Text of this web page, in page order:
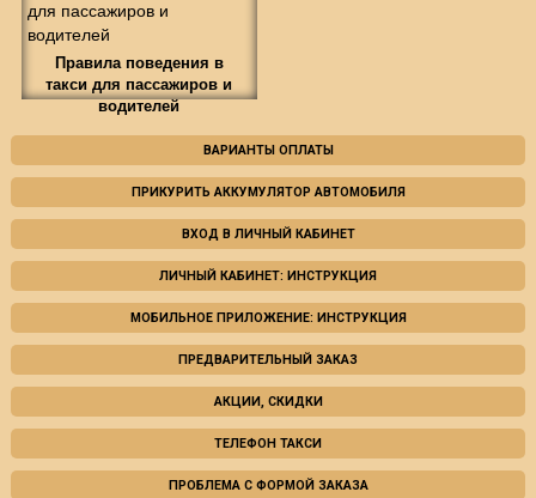
Правила поведения в
такси для пассажиров и
водителей
ВАРИАНТЫ ОПЛАТЫ
ПРИКУРИТЬ АККУМУЛЯТОР АВТОМОБИЛЯ
ВХОД В ЛИЧНЫЙ КАБИНЕТ
ЛИЧНЫЙ КАБИНЕТ: ИНСТРУКЦИЯ
МОБИЛЬНОЕ ПРИЛОЖЕНИЕ: ИНСТРУКЦИЯ
ПРЕДВАРИТЕЛЬНЫЙ ЗАКАЗ
АКЦИИ, СКИДКИ
ТЕЛЕФОН ТАКСИ
ПРОБЛЕМА С ФОРМОЙ ЗАКАЗА